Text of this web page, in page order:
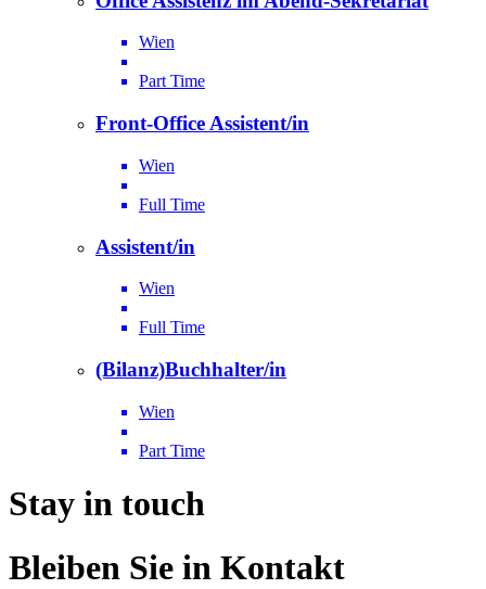
Wien
Part Time
Front-Office Assistent/in
Wien
Full Time
Assistent/in
Wien
Full Time
(Bilanz)Buchhalter/in
Wien
Part Time
Stay in touch
Bleiben Sie in Kontakt